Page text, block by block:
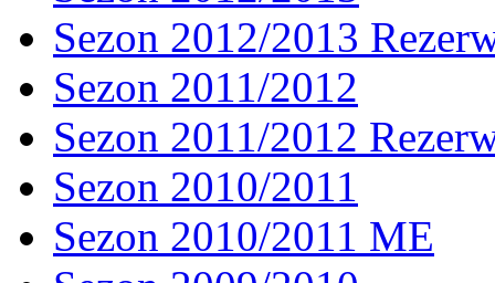
Sezon 2012/2013
Sezon 2011/2012
Sezon 2011/2012
Sezon 2010/2011
Sezon 2010/2011 ME